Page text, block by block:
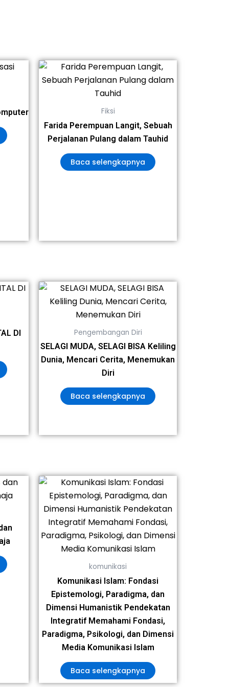
Fiksi
Farida Perempuan Langit, Sebuah
Perjalanan Pulang dalam Tauhid
Baca selengkapnya
DI
Pengembangan Diri
SELAGI MUDA, SELAGI BISA Keliling
Dunia, Mencari Cerita, Menemukan
Diri
Baca selengkapnya
komunikasi
Komunikasi Islam: Fondasi
Epistemologi, Paradigma, dan
Dimensi Humanistik Pendekatan
Integratif Memahami Fondasi,
Paradigma, Psikologi, dan Dimensi
Media Komunikasi Islam
Baca selengkapnya